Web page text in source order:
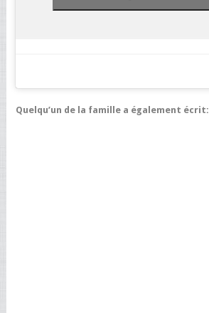
Quelqu’un de la famille a également écrit: